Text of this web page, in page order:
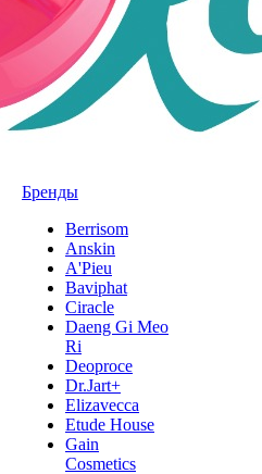
Бренды
Berrisom
Anskin
A'Pieu
Baviphat
Ciracle
Daeng Gi Meo
Ri
Deoproce
Dr.Jart+
Elizavecca
Etude House
Gain
Cosmetics